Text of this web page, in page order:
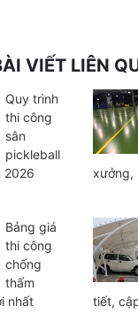
VIẾT LIÊN
Quy trình
thi công
sân
pickleball
2026
xưởng,
Bảng giá
thi công
chống
thấm
nhất
tiết,